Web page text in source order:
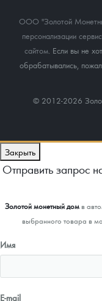
ООО "Золотой
персонализации
сайтом . Если вы не
обрабатывались,
© 2012-2026
Закрыть
Отправить запрос
Золотой монетный домв
выбранного товара в
Имя
E-mail